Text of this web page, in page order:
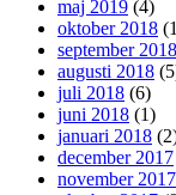
maj 2019 (4)
oktober 2018
september 2018
augusti 2018
juli 2018 (6)
juni 2018 (1)
januari 2018
december 2017
november 2017